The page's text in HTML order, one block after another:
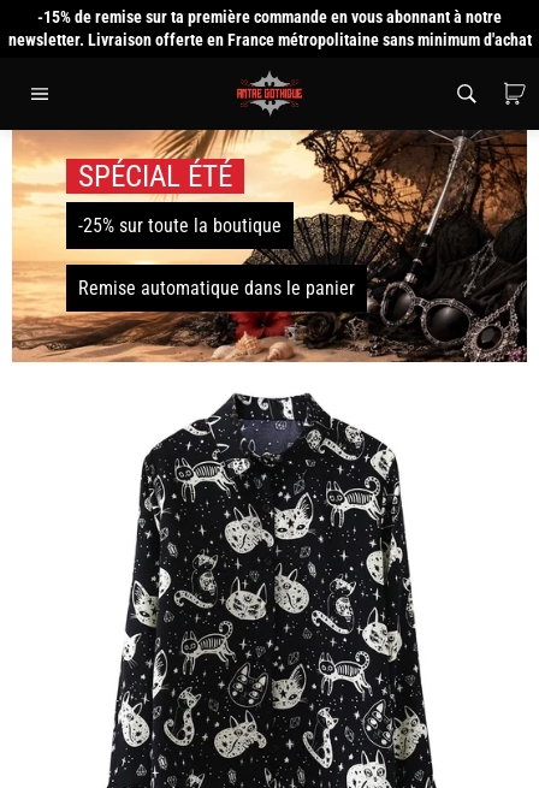
Passer
au
-15% de remise sur ta première commande en vous abonnant à notre
newsletter. Livraison offerte en France métropolitaine sans minimum d'achat
SPÉCIAL ÉTÉ
-25% sur toute la boutique
Remise automatique dans le panier